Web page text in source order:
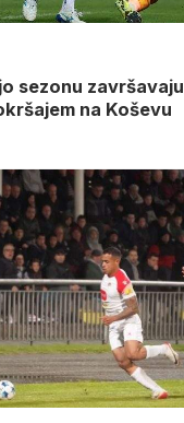
sezonu završavaju
na Koševu